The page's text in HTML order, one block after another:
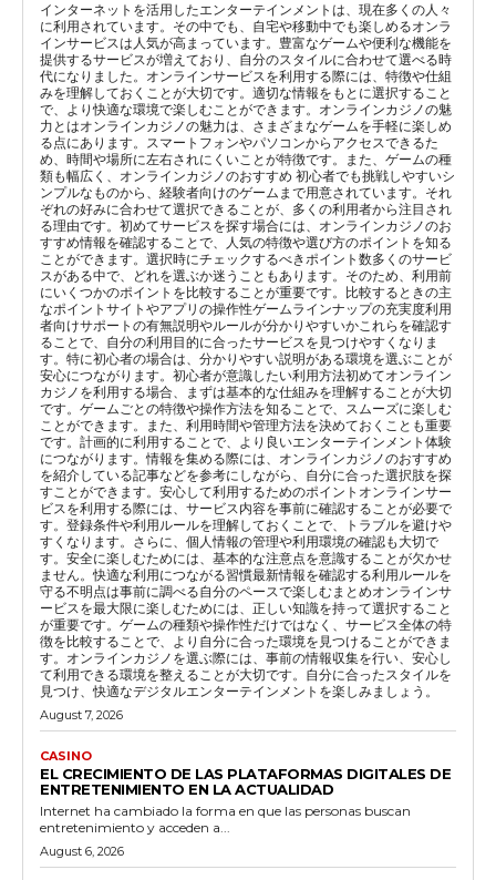
インターネットを活用したエンターテインメントは、現在多くの人々
に利用されています。その中でも、自宅や移動中でも楽しめるオンラ
インサービスは人気が高まっています。豊富なゲームや便利な機能を
提供するサービスが増えており、自分のスタイルに合わせて選べる時
代になりました。オンラインサービスを利用する際には、特徴や仕組
みを理解しておくことが大切です。適切な情報をもとに選択すること
で、より快適な環境で楽しむことができます。オンラインカジノの魅
力とはオンラインカジノの魅力は、さまざまなゲームを手軽に楽しめ
る点にあります。スマートフォンやパソコンからアクセスできるた
め、時間や場所に左右されにくいことが特徴です。また、ゲームの種
類も幅広く、オンラインカジノのおすすめ 初心者でも挑戦しやすいシ
ンプルなものから、経験者向けのゲームまで用意されています。それ
ぞれの好みに合わせて選択できることが、多くの利用者から注目され
る理由です。初めてサービスを探す場合には、オンラインカジノのお
すすめ情報を確認することで、人気の特徴や選び方のポイントを知る
ことができます。選択時にチェックするべきポイント数多くのサービ
スがある中で、どれを選ぶか迷うこともあります。そのため、利用前
にいくつかのポイントを比較することが重要です。比較するときの主
なポイントサイトやアプリの操作性ゲームラインナップの充実度利用
者向けサポートの有無説明やルールが分かりやすいかこれらを確認す
ることで、自分の利用目的に合ったサービスを見つけやすくなりま
す。特に初心者の場合は、分かりやすい説明がある環境を選ぶことが
安心につながります。初心者が意識したい利用方法初めてオンライン
カジノを利用する場合、まずは基本的な仕組みを理解することが大切
です。ゲームごとの特徴や操作方法を知ることで、スムーズに楽しむ
ことができます。また、利用時間や管理方法を決めておくことも重要
です。計画的に利用することで、より良いエンターテインメント体験
につながります。情報を集める際には、オンラインカジノのおすすめ
を紹介している記事などを参考にしながら、自分に合った選択肢を探
すことができます。安心して利用するためのポイントオンラインサー
ビスを利用する際には、サービス内容を事前に確認することが必要で
す。登録条件や利用ルールを理解しておくことで、トラブルを避けや
すくなります。さらに、個人情報の管理や利用環境の確認も大切で
す。安全に楽しむためには、基本的な注意点を意識することが欠かせ
ません。快適な利用につながる習慣最新情報を確認する利用ルールを
守る不明点は事前に調べる自分のペースで楽しむまとめオンラインサ
ービスを最大限に楽しむためには、正しい知識を持って選択すること
が重要です。ゲームの種類や操作性だけではなく、サービス全体の特
徴を比較することで、より自分に合った環境を見つけることができま
す。オンラインカジノを選ぶ際には、事前の情報収集を行い、安心し
て利用できる環境を整えることが大切です。自分に合ったスタイルを
見つけ、快適なデジタルエンターテインメントを楽しみましょう。
August 7, 2026
CASINO
EL CRECIMIENTO DE LAS PLATAFORMAS DIGITALES DE
ENTRETENIMIENTO EN LA ACTUALIDAD
Internet ha cambiado la forma en que las personas buscan
entretenimiento y acceden a...
August 6, 2026